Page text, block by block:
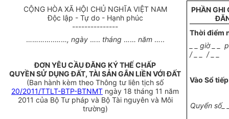
CỘNG HÒA XÃ HỘI CHỦ NGHĨA VIỆT NAM
Độc lập - Tự do - Hạnh phúc
---------------
…………..……, ngày ….. tháng …… năm …..
PHẦN GHI
Thời điểm
_ _ giờ _ _
/ _ _ / _ _
Vào Sổ
Quyển số_
ĐƠN YÊU CẦU ĐĂNG KÝ THẾ CHẤP
QUYỀN SỬ DỤNG ĐẤT, TÀI SẢN GẮN LIỀN VỚI ĐẤT
(Ban hành kèm theo Thông tư liên tịch số
20/2011/TTLT-BTP-BTNMT ngày 18 tháng 11 năm
2011 của Bộ Tư pháp và Bộ Tài nguyên và Môi
trường)